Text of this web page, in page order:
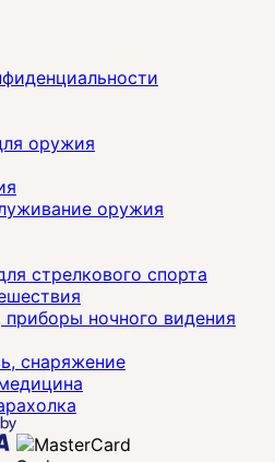
оружия
оружия
стрелкового спорта
приборы ночного видения
снаряжение